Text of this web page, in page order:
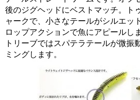
後のジグヘッドにベストマッチ。ト
ャークで、小さなテールがシルエッ
ロップアクションで魚にアピールし
トリーブではスパテラテールが微振
ミングします。